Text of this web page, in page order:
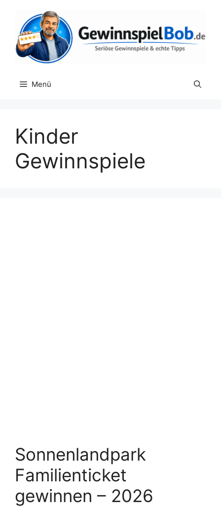
springen
Menü
Kinder
Gewinnspiele
Sonnenlandpark
Familienticket
gewinnen – 2026